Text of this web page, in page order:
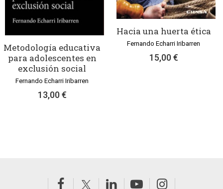
Metodología educativa
para adolescentes en
exclusión social
Fernando Echarri Iribarren
13,00 €
Hacia una huerta ética
Fernando Echarri Iribarren
15,00 €